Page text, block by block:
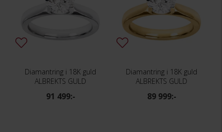
Diamantring i 18K guld
ALBREKTS GULD
91 499:-
Diamantring i 18K guld
ALBREKTS GULD
89 999:-